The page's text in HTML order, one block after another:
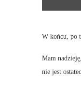
W końcu, po
Mam
nie jest